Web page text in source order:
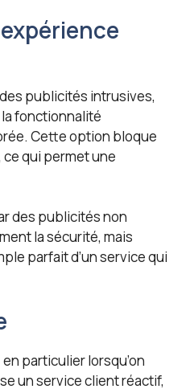
publicités intrusives,
fonctionnalité
Cette option bloque
qui permet une
des publicités non
la sécurité, mais
parfait d’un service qui
particulier lorsqu’on
un service client réactif,